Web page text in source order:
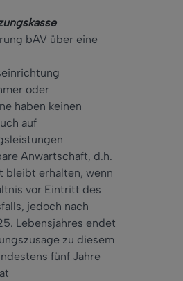
bAV über eine
oder
haben keinen
auf
Anwartschaft, d.h.
bleibt erhalten, wenn
vor Eintritt des
jedoch nach
Lebensjahres endet
zu diesem
fünf Jahre